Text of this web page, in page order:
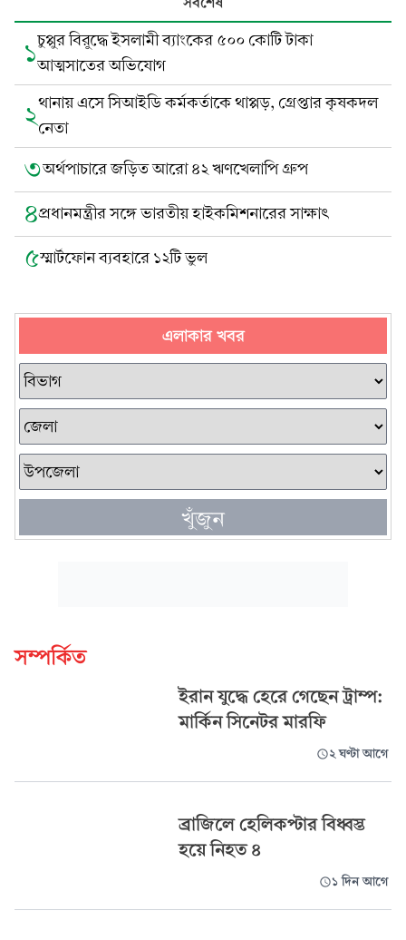
১চুপ্পুর বিরুদ্ধে ইসলামী ব্যাংকের ৫০০ কোটি টাকা
আত্মসাতের অভিযোগ
২থানায় এসে সিআইডি কর্মকর্তাকে থাপ্পড়, গ্রেপ্তার কৃষকদল
নেতা
৩অর্থপাচারে জড়িত আরো ৪২ ঋণখেলাপি গ্রুপ
৪প্রধানমন্ত্রীর সঙ্গে ভারতীয় হাইকমিশনারের সাক্ষাৎ
৫স্মার্টফোন ব্যবহারে ১২টি ভুল
এলাকার খবর
খুঁজুন
সম্পর্কিত
ইরান যুদ্ধে হেরে গেছেন ট্রাম্প:
মার্কিন সিনেটর মারফি
২ ঘণ্টা আগে
ব্রাজিলে হেলিকপ্টার বিধ্বস্ত
হয়ে নিহত ৪
১ দিন আগে